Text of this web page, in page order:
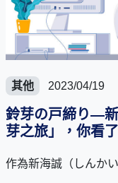
其他 2023/04/19
鈴芽の戸締り―
芽之旅」，你看
作為新海誠（しんか